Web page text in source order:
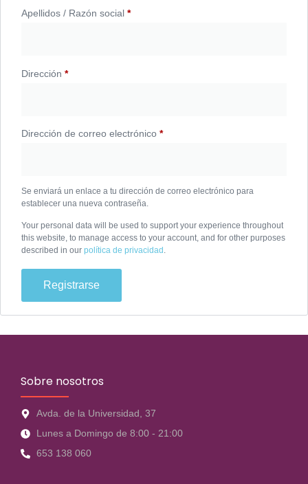
Apellidos / Razón social *
Dirección *
Dirección de correo electrónico *
Se enviará un enlace a tu dirección de correo electrónico para
establecer una nueva contraseña.
Your personal data will be used to support your experience throughout
this website, to manage access to your account, and for other purposes
described in our política de privacidad .
Registrarse
Sobre nosotros
Avda. de la Universidad, 37
Lunes a Domingo de 8:00 - 21:00
653 138 060